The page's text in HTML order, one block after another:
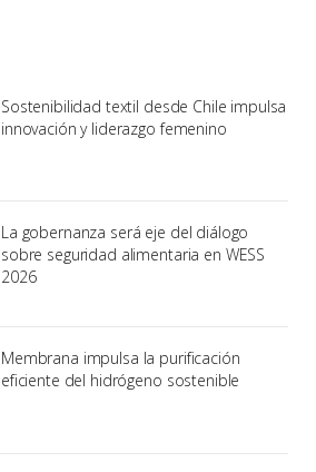
Sostenibilidad textil desde Chile impulsa
innovación y liderazgo femenino
La gobernanza será eje del diálogo
sobre seguridad alimentaria en WESS
2026
Membrana impulsa la purificación
eficiente del hidrógeno sostenible